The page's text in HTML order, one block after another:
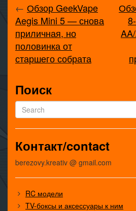
← Обзор GeekVape
Aegis Mini 5 — снова
приличная, но
половинка от
старшего собрата
Поиск
Контакт/contact
berezovy.kreativ @ gmail.com
RC модели
TV-боксы и аксессуары к ним